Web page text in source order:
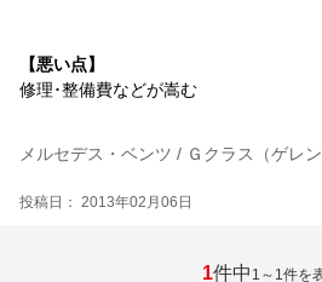
【悪い点】
修理･整備費などが嵩む
メルセデス・ベンツ / Ｇクラス（ゲレン
投稿日： 2013年02月06日
1件中 1～1件を